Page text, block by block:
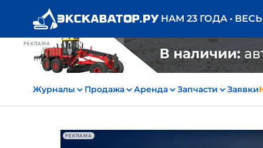
РЕКЛАМА
НАМ 23 ГОДА •
Журналы Продажа Аренда Запчасти Заявки
РЕКЛАМА